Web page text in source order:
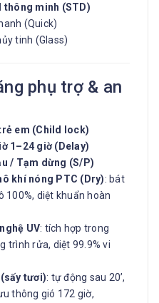
thông minh (STD)
(Quick)
tinh (Glass)
phụ trợ & an
em (Child lock)
1–24 giờ (Delay)
/ Tạm dừng (S/P)
khí nóng PTC (Dry): bát
100%, diệt khuẩn hoàn
UV: tích hợp trong
trình rửa, diệt 99.9% vi
tươi): tự động sau 20’,
thông gió 172 giờ,